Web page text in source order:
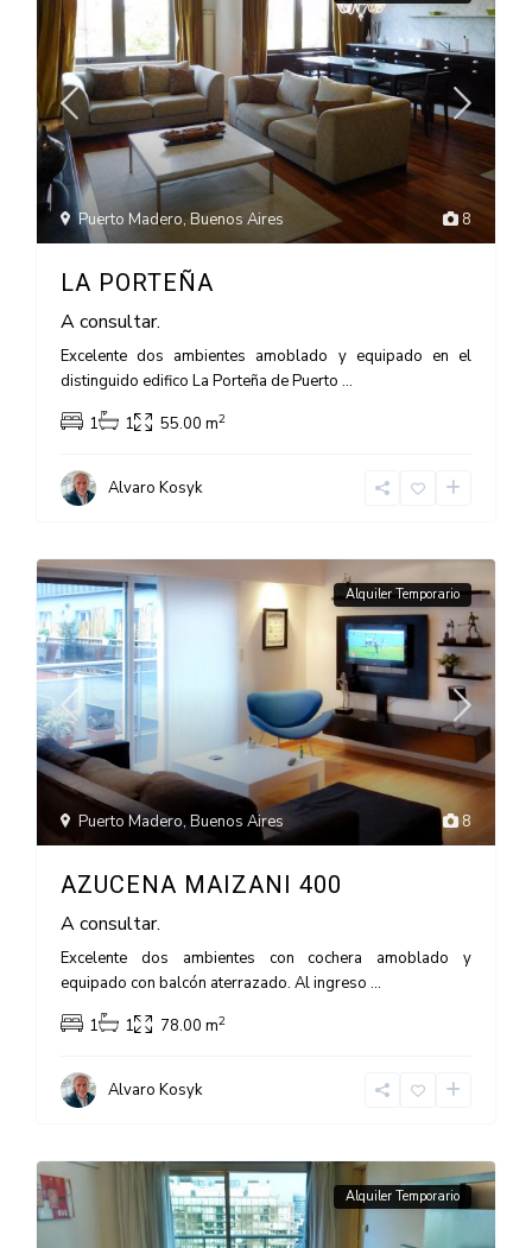
8
Puerto Madero,Buenos Aires
LA PORTEÑA
A consultar.
Excelente dos ambientes amoblado y equipado en el
distinguido edifico La Porteña de Puerto...
1
1 55.00 m2
Alvaro Kosyk
8
Puerto Madero,Buenos Aires
Alquiler Temporario
AZUCENA MAIZANI 400
A consultar.
Excelente dos ambientes con cochera amoblado y
equipado con balcón aterrazado. Al ingreso...
1
1 78.00 m2
Alvaro Kosyk
Alquiler Temporario